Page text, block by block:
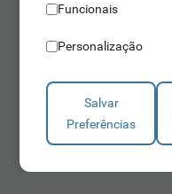
Operacional em ambos
Abertura num piscar de
Durabilidade assegurada
Funcionais
Personalização
Salvar
Preferências